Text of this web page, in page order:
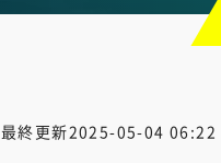
最終更新2025-05-04 06:22